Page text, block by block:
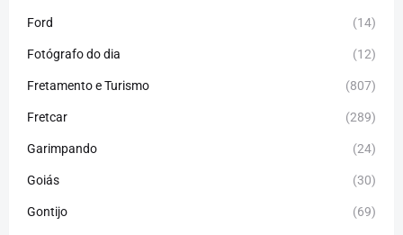
Ford (14)
Fotógrafo do dia (12)
Fretamento e Turismo (807)
Fretcar (289)
Garimpando (24)
Goiás (30)
Gontijo (69)